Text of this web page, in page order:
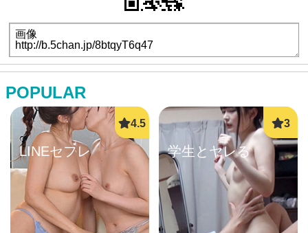
POPULAR
LINEセフレ 学生とヤレる